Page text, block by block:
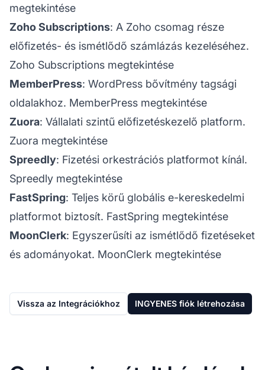
megtekintése
Zoho Subscriptions: A Zoho csomag része
előfizetés- és ismétlődő számlázás kezeléséhez.
Zoho Subscriptions megtekintése
MemberPress: WordPress bővítmény tagsági
oldalakhoz. MemberPress megtekintése
Zuora: Vállalati szintű előfizetéskezelő platform.
Zuora megtekintése
Spreedly: Fizetési orkestrációs platformot kínál.
Spreedly megtekintése
FastSpring: Teljes körű globális e-kereskedelmi
platformot biztosít. FastSpring megtekintése
MoonClerk: Egyszerűsíti az ismétlődő fizetéseket
és adományokat. MoonClerk megtekintése
Vissza az Integrációkhoz INGYENES fiók létrehozása